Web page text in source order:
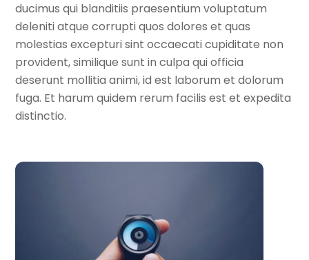
ducimus qui blanditiis praesentium voluptatum
deleniti atque corrupti quos dolores et quas
molestias excepturi sint occaecati cupiditate non
provident, similique sunt in culpa qui officia
deserunt mollitia animi, id est laborum et dolorum
fuga. Et harum quidem rerum facilis est et expedita
distinctio.